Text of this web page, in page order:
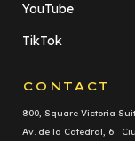
YouTube
TikTok
CONTACT
800, Square Victoria
Av. de la Catedral, 6